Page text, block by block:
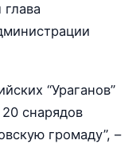
“Ураганов”
снарядов
громаду”, –